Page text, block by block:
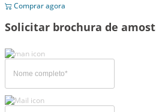
Comprar agora
Solicitar brochura de